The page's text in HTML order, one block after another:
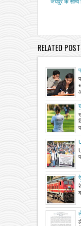
जयपुर के सौम्य
RELATED POST